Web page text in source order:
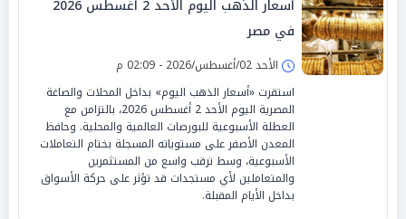
أسعار الذهب اليوم الأحد 2 أغسطس 2026
في مصر
الأحد 02/أغسطس/2026 - 02:09 م
استقرت «أسعار الذهب اليوم» بداخل المحلات والصاغة
المصرية اليوم الأحد 2 أغسطس 2026، بالتزامن مع
العطلة الأسبوعية للبورصات العالمية والمحلية. وحافظ
المعدن الأصفر على مستوياته المسجلة بختام التعاملات
الأسبوعية، وسط ترقب واسع من المستثمرين
والمتعاملين لأي مستجدات قد تؤثر على حركة الأسواق
بداخل الأيام المقبلة.